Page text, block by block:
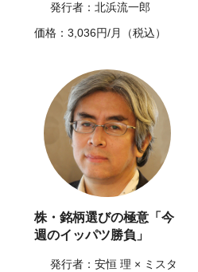
発行者：北浜流一郎
価格：3,036円/月（税込）
株・銘柄選びの極意「今
週のイッパツ勝負」
発行者：安恒 理 × ミスタ